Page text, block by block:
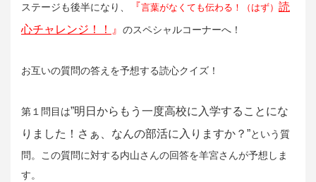
ステージも後半になり、 『言葉がなくても伝わる！（はず） 読
心チャレンジ！！
』 のスペシャルコーナーへ！
お互いの質問の答えを予想する読心クイズ！
第１問目は”明日からもう一度高校に入学することにな
りました！さぁ、なんの部活に入りますか？”という質
問。この質問に対する内山さんの回答を羊宮さんが予想しま
す。